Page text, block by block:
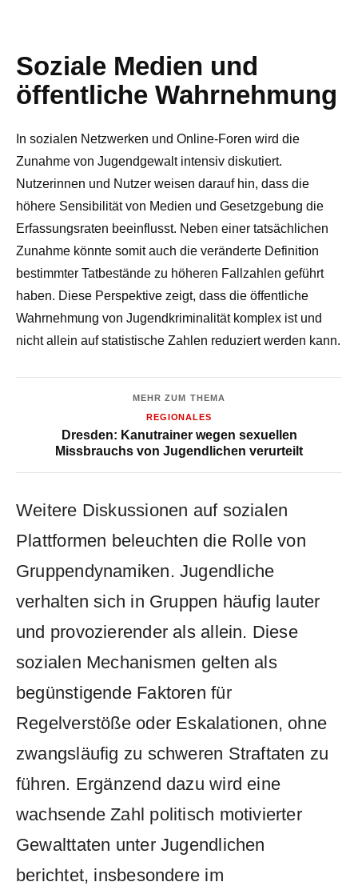
Soziale Medien und
öffentliche Wahrnehmung
In sozialen Netzwerken und Online-Foren wird die
Zunahme von Jugendgewalt intensiv diskutiert.
Nutzerinnen und Nutzer weisen darauf hin, dass die
höhere Sensibilität von Medien und Gesetzgebung die
Erfassungsraten beeinflusst. Neben einer tatsächlichen
Zunahme könnte somit auch die veränderte Definition
bestimmter Tatbestände zu höheren Fallzahlen geführt
haben. Diese Perspektive zeigt, dass die öffentliche
Wahrnehmung von Jugendkriminalität komplex ist und
nicht allein auf statistische Zahlen reduziert werden kann.
MEHR ZUM THEMA
REGIONALES
Dresden: Kanutrainer wegen sexuellen
Missbrauchs von Jugendlichen verurteilt
Weitere Diskussionen auf sozialen
Plattformen beleuchten die Rolle von
Gruppendynamiken. Jugendliche
verhalten sich in Gruppen häufig lauter
und provozierender als allein. Diese
sozialen Mechanismen gelten als
begünstigende Faktoren für
Regelverstöße oder Eskalationen, ohne
zwangsläufig zu schweren Straftaten zu
führen. Ergänzend dazu wird eine
wachsende Zahl politisch motivierter
Gewalttaten unter Jugendlichen
berichtet, insbesondere im